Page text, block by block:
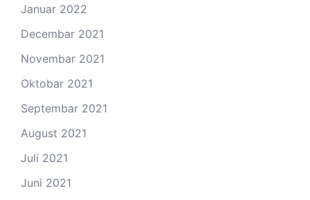
Januar 2022
Decembar 2021
Novembar 2021
Oktobar 2021
Septembar 2021
August 2021
Juli 2021
Juni 2021